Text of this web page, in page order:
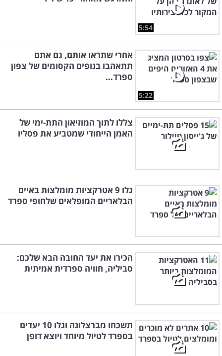
5:54
5:22
אחרי שתראו אותם, גם אתם
תתאהבו בנופים הקסומים של צפון
ספרד...
צללו לתוך המוזיאון התת-ימי של
האמן הייחודי שמטביע את פסליו
גלו 9 אטרקציות מומלצות באיים
הבלאריים המופלאים שלחופי ספרד
הכירו את יעד החובה הבא שלכם:
סביליה, חוויה ספרדית אמיתית
תשכחו מברצלונה וגלו 10 יעדים
בספרד לטיול מיוחד ויוצא דופן